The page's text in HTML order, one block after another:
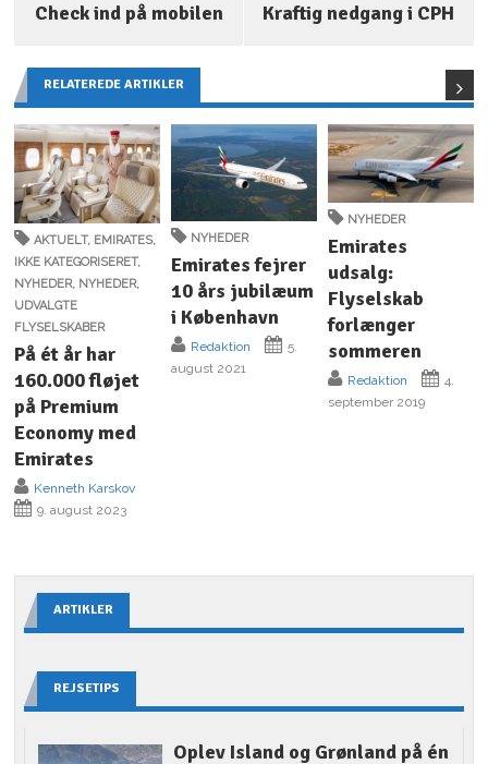
Check ind på mobilen Kraftig nedgang i CPH
RELATEREDE ARTIKLER
AKTUELT, EMIRATES,
IKKE KATEGORISERET,
NYHEDER, NYHEDER,
UDVALGTE
FLYSELSKABER
På ét år har
160.000 fløjet
på Premium
Economy med
Emirates
Kenneth Karskov
9. august 2023
NYHEDER
Emirates fejrer
10 års jubilæum
i København
Redaktion
5.
august 2021
NYHEDER
Emirates
udsalg:
Flyselskab
forlænger
sommeren
Redaktion
4.
september 2019
ARTIKLER
REJSETIPS
Oplev Island og Grønland på én